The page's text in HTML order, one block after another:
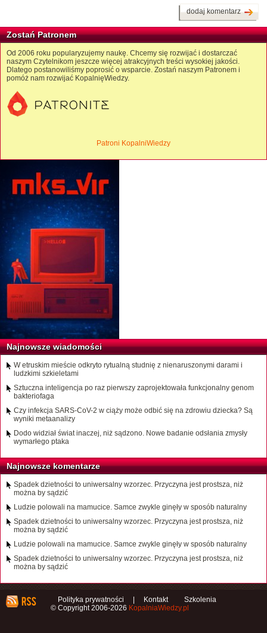
dodaj komentarz
Zostań Patronem
Od 2006 roku popularyzujemy naukę. Chcemy się rozwijać i dostarczać
naszym Czytelnikom jeszcze więcej atrakcyjnych treści wysokiej jakości.
Dlatego postanowiliśmy poprosić o wsparcie. Zostań naszym Patronem i
pomóż nam rozwijać KopalnięWiedzy.
Patroni KopalniWiedzy
Najnowsze wiadomości
W etruskim mieście odkryto rytualną studnię z nienaruszonymi darami i
ludzkimi szkieletami
Sztuczna inteligencja po raz pierwszy zaprojektowała funkcjonalny genom
bakteriofaga
Czy infekcja SARS-CoV-2 w ciąży może odbić się na zdrowiu dziecka? Są
wyniki metaanalizy
Dodo widział świat inaczej, niż sądzono. Nowe badanie odsłania zmysły
wymarłego ptaka
Najnowsze komentarze
Spadek dzietności to uniwersalny wzorzec. Przyczyna jest prostsza, niż
można by sądzić
Ludzie polowali na mamucice. Samce zwykle ginęły w sposób naturalny
Spadek dzietności to uniwersalny wzorzec. Przyczyna jest prostsza, niż
można by sądzić
Ludzie polowali na mamucice. Samce zwykle ginęły w sposób naturalny
Spadek dzietności to uniwersalny wzorzec. Przyczyna jest prostsza, niż
można by sądzić
Polityka prywatności Kontakt
Szkolenia
© Copyright 2006-2026 KopalniaWiedzy.pl